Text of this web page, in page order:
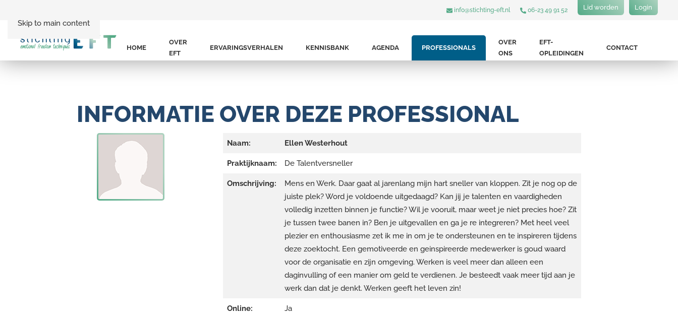
Skip to main content
info@stichting-eft.nl 06-23 49 91 52 Lid worden Login
HOME
OVER
EFT
ERVARINGSVERHALEN KENNISBANK AGENDA PROFESSIONALS
OVER
ONS
EFT-
OPLEIDINGEN
CONTACT
INFORMATIE OVER DEZE PROFESSIONAL
Naam: Ellen Westerhout
Praktijknaam: De Talentversneller
Omschrijving:
Mens en Werk. Daar gaat al jarenlang mijn hart sneller van kloppen. Zit je nog op de
juiste plek? Word je voldoende uitgedaagd? Kan jij je talenten en vaardigheden
volledig inzetten binnen je functie? Wil je vooruit, maar weet je niet precies hoe? Zit
je tussen twee banen in? Ben je uitgevallen en ga je re integreren? Met heel veel
plezier en enthousiasme zet ik me in om je te ondersteunen en te inspireren tijdens
deze zoektocht. Een gemotiveerde en geinspireerde medewerker is goud waard
voor de organisatie en zijn omgeving. Werken is veel meer dan alleen een
daginvulling of een manier om geld te verdienen. Je besteedt vaak meer tijd aan je
werk dan dat je denkt. Werken geeft het leven zin!
Online: Ja